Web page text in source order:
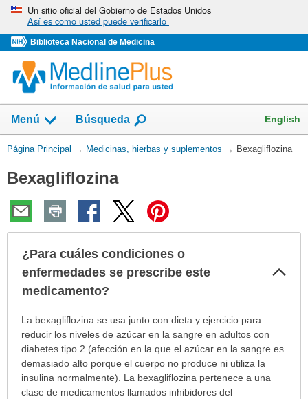
Omita
vaya
al
Contenido
Un sitio oficial del Gobierno de Estados Unidos
Así es como usted puede verificarlo
Biblioteca Nacional de Medicina
Menú
Mostrar
campo
de
Búsqueda English
Usted
aquí:
Página Principal → Medicinas, hierbas y suplementos → Bexagliflozina
Bexagliflozina
¿Para cuáles condiciones o
enfermedades se prescribe este
medicamento?
¿Para
cuáles
condiciones
enfermedades
La bexagliflozina se usa junto con dieta y ejercicio para
reducir los niveles de azúcar en la sangre en adultos con
diabetes tipo 2 (afección en la que el azúcar en la sangre es
demasiado alto porque el cuerpo no produce ni utiliza la
insulina normalmente). La bexagliflozina pertenece a una
clase de medicamentos llamados inhibidores del